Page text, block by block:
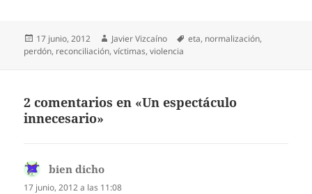
Publicado
el
17 junio, 2012 Autor
Javier Vizcaíno Etiquetas
eta, normalización,
perdón, reconciliación,víctimas,violencia
2 comentarios en «Un espectáculo
innecesario»
bien dicho
17 junio, 2012 a las 11:08